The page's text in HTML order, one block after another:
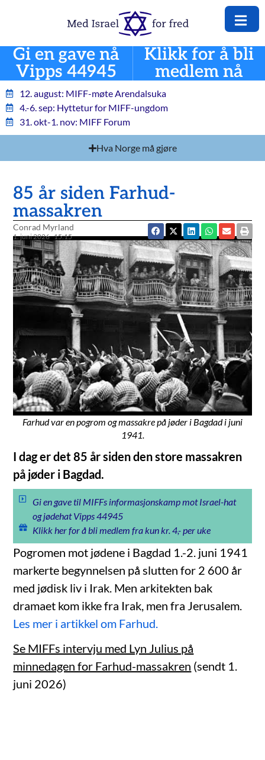
Gi en gave nå
Vipps 44945
Klikk for å bli
medlem nå
12. august: MIFF-møte Arendalsuka
4.-6. sep: Hyttetur for MIFF-ungdom
31. okt-1. nov: MIFF Forum
Hva Norge må gjøre
85 år siden Farhud-
massakren
Conrad Myrland
1. juni 2026 15:15
Farhud var en pogrom og massakre på jøder i Bagdad i juni
1941.
I dag er det 85 år siden den store massakren
på jøder i Bagdad.
Gi en gave til MIFFs informasjonskamp mot Israel-hat
og jødehat Vipps 44945
Klikk her for å bli medlem fra kun kr. 4,- per uke
Pogromen mot jødene i Bagdad 1.-2. juni 1941
markerte begynnelsen på slutten for 2 600 år
med jødisk liv i Irak. Men arkitekten bak
dramaet kom ikke fra Irak, men fra Jerusalem.
Les mer i artikkel om Farhud.
Se MIFFs intervju med Lyn Julius på
minnedagen for Farhud-massakren (sendt 1.
juni 2026)